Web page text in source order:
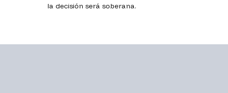
la decisión será soberana.